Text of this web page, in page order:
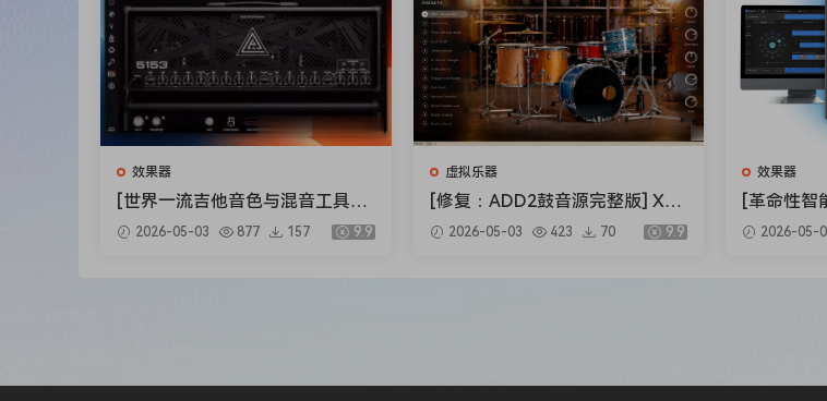
效果器
[世界一流吉他音色与混音工具全
套合集] STL Tones Bundle v202
6.04 [WiN, MacOSX]（1.48GB+
2026-05-03 877 157 9.9
虚拟乐器
[修复：ADD2鼓音源完整版] XLN
Audio Addictive Drums 2 Comp
lete v2.9.0.4 FIXED ONLY-R2R
2026-05-03 423 70 9.9
效果器
[革命性智能和
sic Scaler
SO
2026-05-